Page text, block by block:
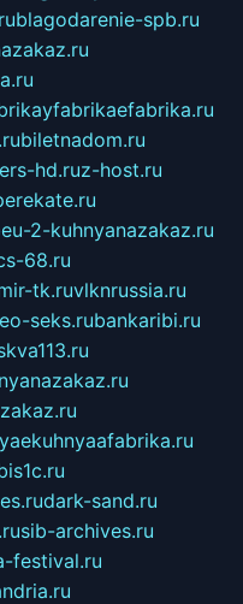
blagodarenie-spb.ru
biletnadom.ru
hd.ruz-host.ru
2-kuhnyanazakaz.ru
68.ru
tk.ruvlknrussia.ru
seks.rubankaribi.ru
dark-sand.ru
sib-archives.ru
festival.ru